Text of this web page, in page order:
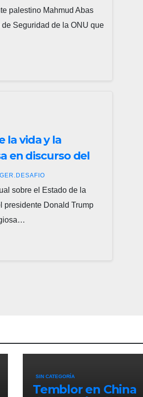
palestino Mahmud Abas
Seguridad de la ONU que
la vida y la
en discurso del
sobre el Estado de la
presidente Donald Trump
SIN CATEGORÍA
Temblor en China